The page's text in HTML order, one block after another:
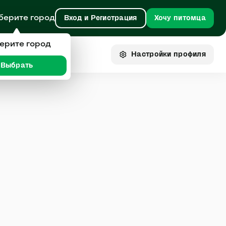
город Вход и Регистрация Хочу питомца
Настройки профиля
город
Выбрать